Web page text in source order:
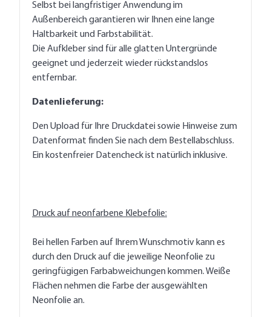
Selbst bei langfristiger Anwendung im
Außenbereich garantieren wir Ihnen eine lange
Haltbarkeit und Farbstabilität.
Die Aufkleber sind für alle glatten Untergründe
geeignet und jederzeit wieder rückstandslos
entfernbar.
Datenlieferung:
Den Upload für Ihre Druckdatei sowie Hinweise zum
Datenformat finden Sie nach dem Bestellabschluss.
Ein kostenfreier Datencheck ist natürlich inklusive.
Druck auf neonfarbene Klebefolie:
Bei hellen Farben auf Ihrem Wunschmotiv kann es
durch den Druck auf die jeweilige Neonfolie zu
geringfügigen Farbabweichungen kommen. Weiße
Flächen nehmen die Farbe der ausgewählten
Neonfolie an.